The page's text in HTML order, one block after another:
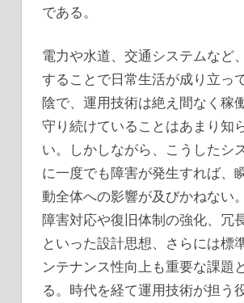
である。
電力や水道、交通システムなど
することで日常生活が成り立っ
陰で、運用技術は絶え間なく稼
守り続けていることはあまり知
い。しかしながら、こうしたシ
に一度でも障害が発生すれば、
動全体への影響が及びかねない
障害対応や復旧体制の強化、冗
といった設計思想、さらには標
ンテナンス性向上も重要な課題
る。時代を経て運用技術が担う